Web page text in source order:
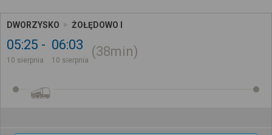
DWORZYSKO ŻOŁĘDOWO I
05:25
10 sierpnia
06:03
10 sierpnia
38min